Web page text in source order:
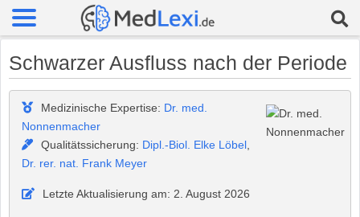
Schwarzer Ausfluss nach der Periode
Medizinische Expertise: Dr. med.
Nonnenmacher
Qualitätssicherung: Dipl.-Biol. Elke Löbel,
Dr. rer. nat. Frank Meyer
Letzte Aktualisierung am: 2. August 2026